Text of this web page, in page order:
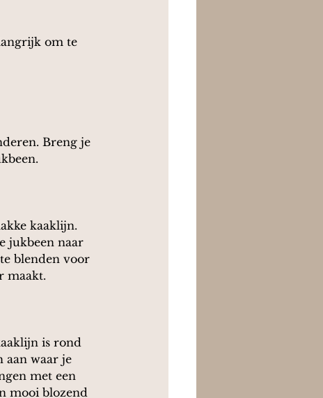
om te
Breng je
kaaklijn.
jukbeen naar
blenden voor
maakt.
is rond
aan waar je
met een
mooi blozend